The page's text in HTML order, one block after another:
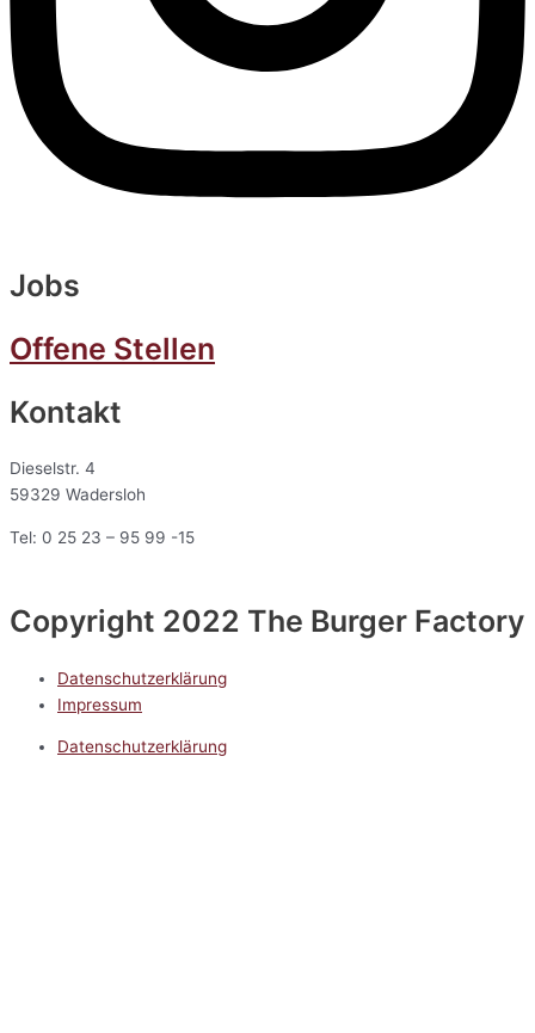
Jobs
Offene Stellen
Kontakt
Dieselstr. 4
59329 Wadersloh
Tel: 0 25 23 – 95 99 -15
Copyright 2022 The Burger Factory
Datenschutzerklärung
Impressum
Datenschutzerklärung